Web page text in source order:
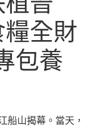
全財
包養
船山揭幕。當天，